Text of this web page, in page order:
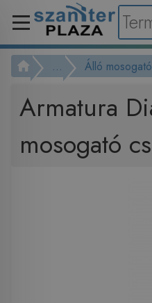
... Álló
Armatura
mosogató